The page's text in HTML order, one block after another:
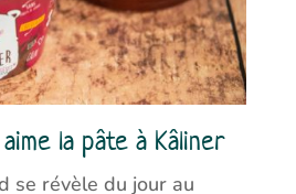
la pâte à Kâliner
se révèle du jour au